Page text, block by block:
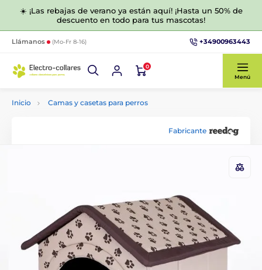
☀️ ¡Las rebajas de verano ya están aquí! ¡Hasta un 50% de
descuento en todo para tus mascotas!
Llámanos (Mo-Fr 8-16) +34900963443
0
Menú
Inicio Camas y casetas para perros
Fabricante